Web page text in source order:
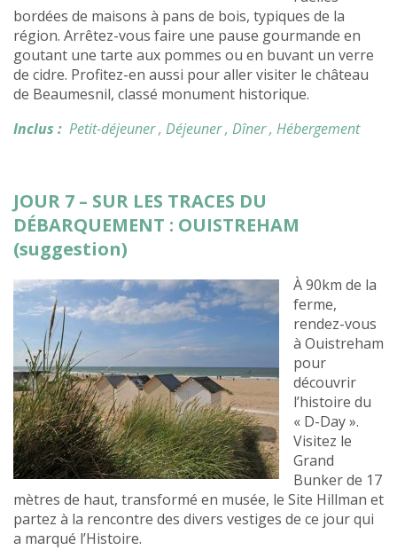
bordées de maisons à pans de bois, typiques de la
région. Arrêtez-vous faire une pause gourmande en
goutant une tarte aux pommes ou en buvant un verre
de cidre. Profitez-en aussi pour aller visiter le château
de Beaumesnil, classé monument historique.
Inclus : Petit-déjeuner, Déjeuner, Dîner, Hébergement
JOUR 7 – SUR LES TRACES DU
DÉBARQUEMENT : OUISTREHAM
(suggestion)
À 90km de la
ferme,
rendez-vous
à Ouistreham
pour
découvrir
l’histoire du
« D-Day ».
Visitez le
Grand
Bunker de 17
mètres de haut, transformé en musée, le Site Hillman et
partez à la rencontre des divers vestiges de ce jour qui
a marqué l’Histoire.